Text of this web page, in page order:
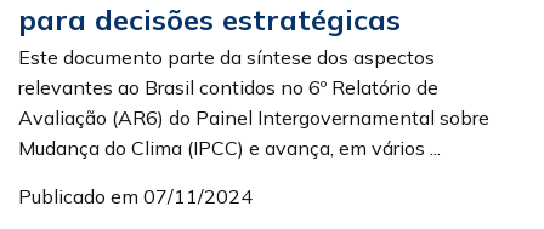
para decisões estratégicas
Este documento parte da síntese dos aspectos
relevantes ao Brasil contidos no 6º Relatório de
Avaliação (AR6) do Painel Intergovernamental sobre
Mudança do Clima (IPCC) e avança, em vários ...
Publicado em 07/11/2024